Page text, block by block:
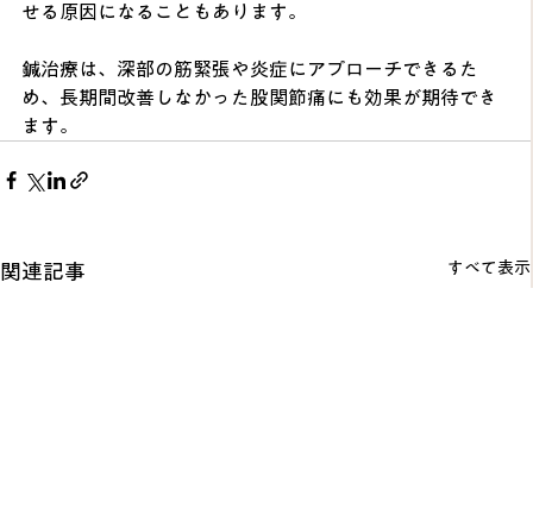
せる原因になることもあります。
鍼治療は、深部の筋緊張や炎症にアプローチできるた
め、長期間改善しなかった股関節痛にも効果が期待でき
ます。
関連記事 すべて表示